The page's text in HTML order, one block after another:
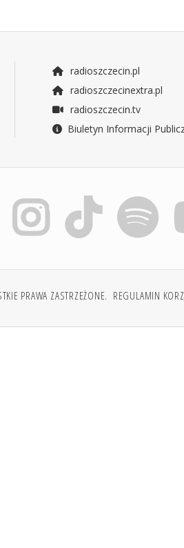
radioszczecin.pl
radioszczecinextra.pl
radioszczecin.tv
Biuletyn Informacji
PRAWA ZASTRZEŻONE. REGULAMIN